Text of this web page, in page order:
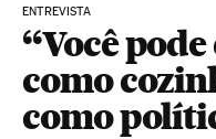
ENTREVISTA
“Você
como
como